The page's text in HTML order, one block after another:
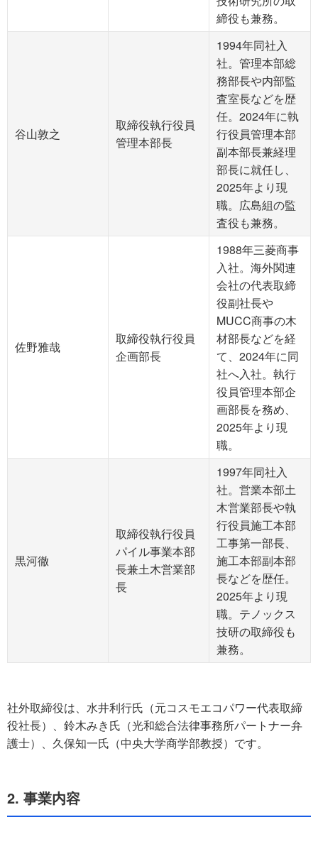
締役も兼務。
谷山敦之
取締役執行役員
管理本部長
1994年同社入
社。管理本部総
務部長や内部監
査室長などを歴
任。2024年に執
行役員管理本部
副本部長兼経理
部長に就任し、
2025年より現
職。広島組の監
査役も兼務。
佐野雅哉
取締役執行役員
企画部長
1988年三菱商事
入社。海外関連
会社の代表取締
役副社長や
MUCC商事の木
材部長などを経
て、2024年に同
社へ入社。執行
役員管理本部企
画部長を務め、
2025年より現
職。
黒河徹
取締役執行役員
パイル事業本部
長兼土木営業部
長
1997年同社入
社。営業本部土
木営業部長や執
行役員施工本部
工事第一部長、
施工本部副本部
長などを歴任。
2025年より現
職。テノックス
技研の取締役も
兼務。
社外取締役は、水井利行氏（元コスモエコパワー代表取締
役社長）、鈴木みき氏（光和総合法律事務所パートナー弁
護士）、久保知一氏（中央大学商学部教授）です。
2. 事業内容